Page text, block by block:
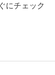
にチェック